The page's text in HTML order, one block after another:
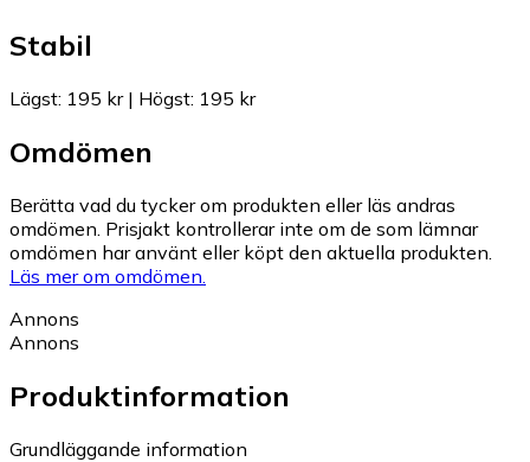
Stabil
Lägst: 195 kr| Högst: 195 kr
Omdömen
Berätta vad du tycker om produkten eller läs andras
omdömen. Prisjakt kontrollerar inte om de som lämnar
omdömen har använt eller köpt den aktuella produkten.
Läs mer om omdömen.
Annons
Annons
Produktinformation
Grundläggande information